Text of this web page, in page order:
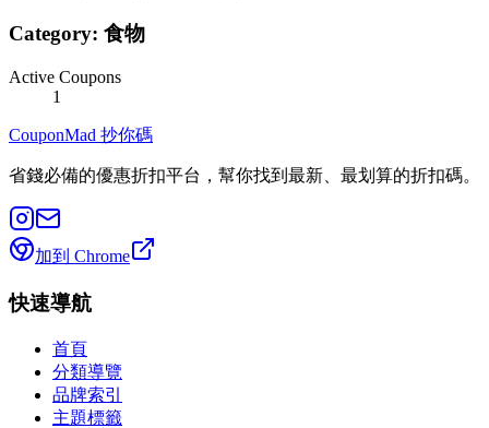
Category: 食物
Active Coupons
1
CouponMad 抄你碼
省錢必備的優惠折扣平台，幫你找到最新、最划算的折扣碼。
加到 Chrome
快速導航
首頁
分類導覽
品牌索引
主題標籤